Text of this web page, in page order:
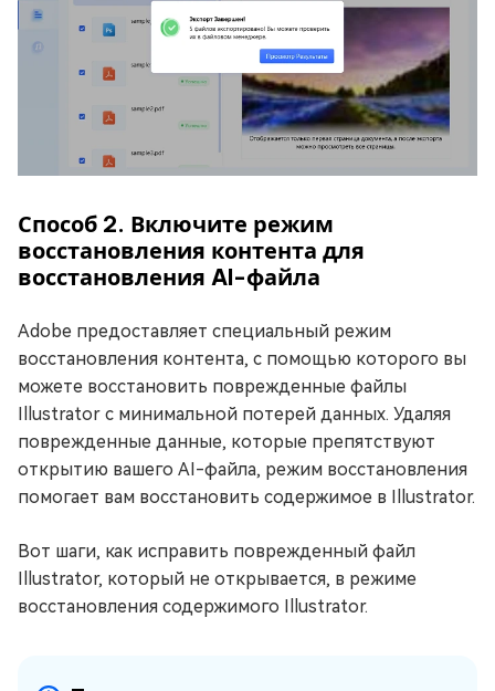
Способ 2. Включите режим
восстановления контента для
восстановления AI-файла
Adobe предоставляет специальный режим
восстановления контента, с помощью которого вы
можете восстановить поврежденные файлы
Illustrator с минимальной потерей данных. Удаляя
поврежденные данные, которые препятствуют
открытию вашего AI-файла, режим восстановления
помогает вам восстановить содержимое в Illustrator.
Вот шаги, как исправить поврежденный файл
Illustrator, который не открывается, в режиме
восстановления содержимого Illustrator.